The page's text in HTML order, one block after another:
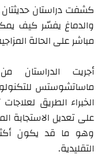
كشفت دراستان
والدماغ يفسّر كيف
مباشر على الحالة
أجريت
ماساتشوستس
الخبراء الطريق
على تعديل الاستجابة
وهو ما قد يكون أكثر
التقليدية.